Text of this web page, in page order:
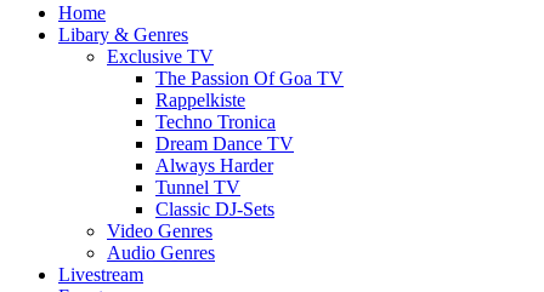
Home
Libary & Genres
Exclusive TV
The Passion Of Goa TV
Rappelkiste
Techno Tronica
Dream Dance TV
Always Harder
Tunnel TV
Classic DJ-Sets
Video Genres
Audio Genres
Livestream